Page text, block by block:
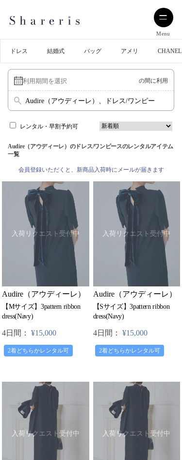
Menu
ドレス 結婚式 バッグ アメリ CHANEL
の間に利用
Audire（アウディーレ）、ドレス/ワンピース
レンタル・早割予約可
Audire（アウディーレ）のドレス/ワンピースのレンタルアイテム
一覧
会員登録いただくと、新商品入荷時にメールが届きます
入荷リクエスト受付中
Audire（アウディーレ）
【Mサイズ】3pattern ribbon
dress(Navy)
4日間： ¥15,000
2着どちらかレンタル可
入荷リクエスト受付中
Audire（アウディーレ）
【Sサイズ】3pattern ribbon
dress(Navy)
4日間： ¥15,000
2着どちらかレンタル可
入荷リクエスト受付中 入荷リクエスト受付中